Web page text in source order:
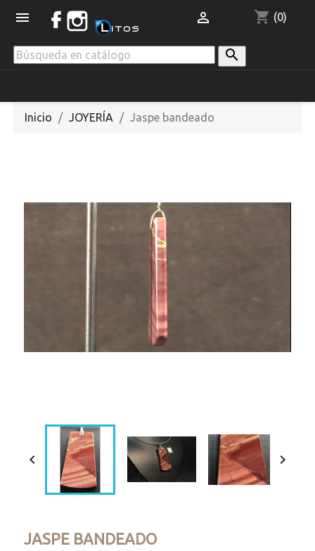
 shopping_cart (0)


Inicio JOYERÍA Jaspe bandeado
 
JASPE BANDEADO